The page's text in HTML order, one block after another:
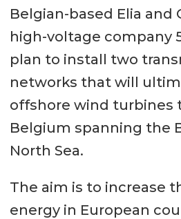
Belgian-based Elia and
high-voltage company
plan to install two
networks that will
offshore wind turbines
Belgium spanning the
North Sea.
The aim is to increase
energy in European